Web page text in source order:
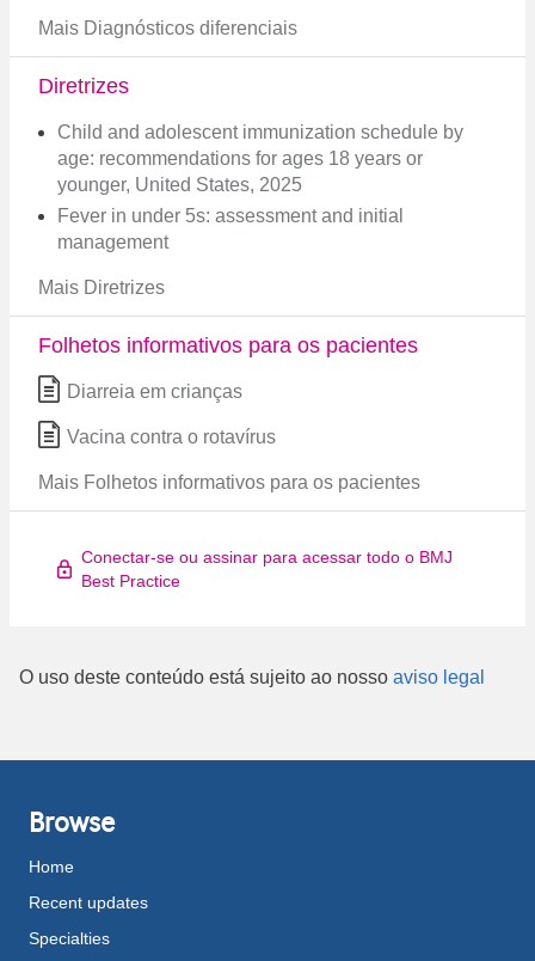
Mais Diagnósticos diferenciais
Diretrizes
Child and adolescent immunization schedule by
age: recommendations for ages 18 years or
younger, United States, 2025
Fever in under 5s: assessment and initial
management
Mais Diretrizes
Folhetos informativos para os pacientes
Diarreia em crianças
Vacina contra o rotavírus
Mais Folhetos informativos para os pacientes
Conectar-se ou assinar para acessar todo o BMJ
Best Practice
O uso deste conteúdo está sujeito ao nosso aviso legal
Browse
Home
Recent updates
Specialties